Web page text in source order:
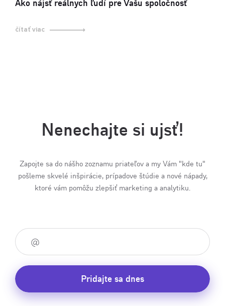
čítať viac
Nenechajte si ujsť!
Zapojte sa do nášho zoznamu priateľov a my Vám "kde tu"
pošleme skvelé inšpirácie, prípadove štúdie a nové nápady,
ktoré vám pomôžu zlepšiť marketing a analytiku.
Pridajte sa dnes